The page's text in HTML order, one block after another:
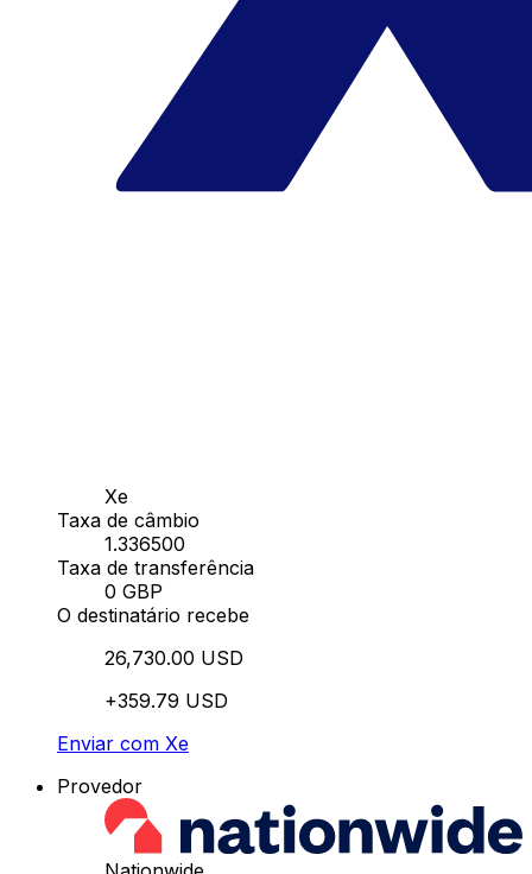
Xe
Taxa de câmbio
1.336500
Taxa de transferência
0 GBP
O destinatário recebe
26,730.00 USD
+359.79 USD
Enviar com Xe
Provedor